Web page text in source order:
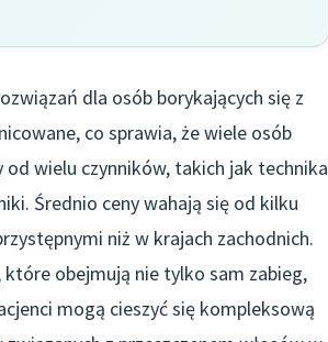
dla osób borykających się z
co sprawia, że wiele osób
od wielu czynników, takich jak technika
Średnio ceny wahają się od kilku
niż w krajach zachodnich.
obejmują nie tylko sam zabieg,
mogą cieszyć się kompleksową